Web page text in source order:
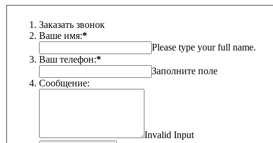
Заказать звонок
Ваше имя:*
Please type your full name.
Ваш телефон:*
Заполните поле
Сообщение:
Invalid Input